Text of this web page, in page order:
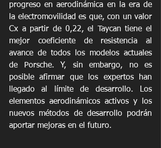
progreso en aerodinámica en la era de
la electromovilidad es que, con un valor
Cx a partir de 0,22, el Taycan tiene el
mejor coeficiente de resistencia al
avance de todos los modelos actuales
de Porsche. Y, sin embargo, no es
posible afirmar que los expertos han
llegado al límite de desarrollo. Los
elementos aerodinámicos activos y los
nuevos métodos de desarrollo podrán
aportar mejoras en el futuro.